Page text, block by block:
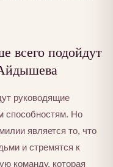
всего подойдут
руководящие
способностям. Но
является то, что
и стремятся к
команду, которая